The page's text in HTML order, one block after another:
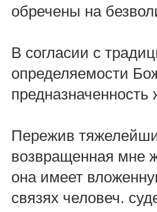
обречены на
В согласии с
определяемости
предназначенность
Пережив
возвращенная мне
она имеет
связях человеч.